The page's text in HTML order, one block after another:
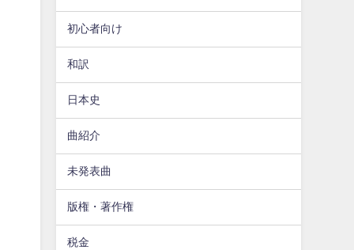
初心者向け
和訳
日本史
曲紹介
未発表曲
版権・著作権
税金